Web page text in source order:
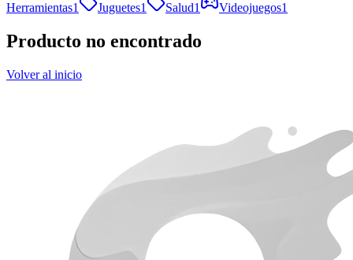
Herramientas1 Juguetes1 Salud1 Videojuegos1
Producto no encontrado
Volver al inicio